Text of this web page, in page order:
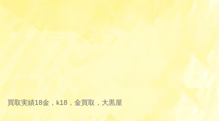
買取実績18金，k18，金買取，大黒屋